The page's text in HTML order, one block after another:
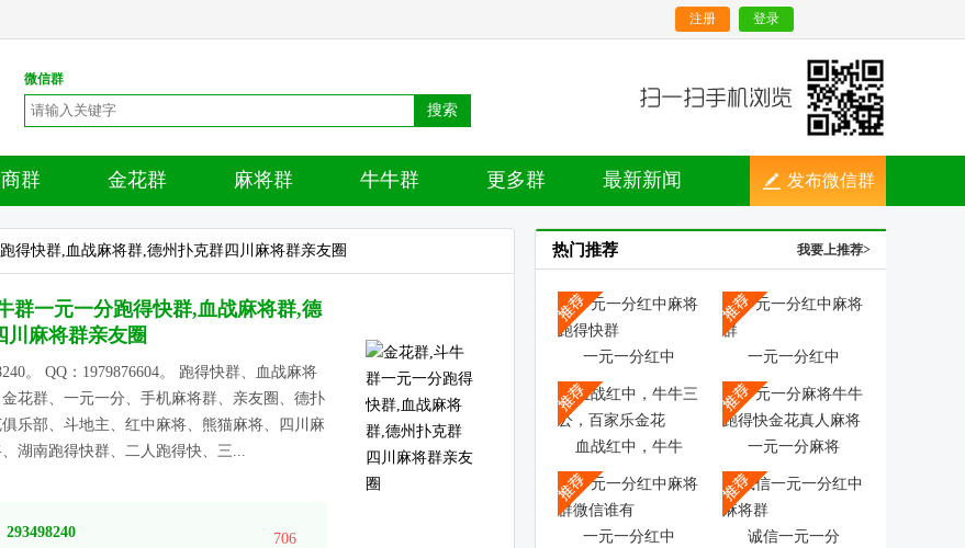
登录
注册
微信群
搜索
群 金花群 麻将群 牛牛群 更多群 最新新闻 发布微信群
得快群,血战麻将群,德州扑克群四川麻将群亲友圈
群一元一分跑得快群,血战麻将群,德
川麻将群亲友圈
。 QQ：1979876604。 跑得快群、血战麻将
花群、一元一分、手机麻将群、亲友圈、德扑
乐部、斗地主、红中麻将、熊猫麻将、四川麻
湖南跑得快群、二人跑得快、三...
293498240
706
热门推荐 我要上推荐>
一元一分红中 一元一分红中
血战红中，牛牛 一元一分麻将
一元一分红中 诚信一元一分